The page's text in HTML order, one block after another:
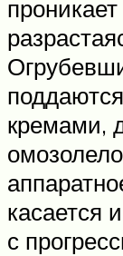
кремами,
касается
с